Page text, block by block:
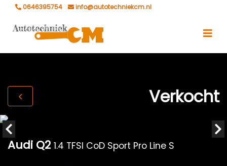
0646395754 info@autotechniekcm.nl
Verkocht
Audi Q2 1.4 TFSI CoD Sport Pro Line S